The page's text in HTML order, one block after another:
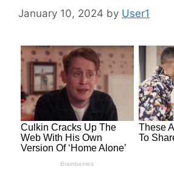
January 10, 2024 by User1